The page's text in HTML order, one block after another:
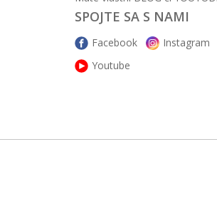
SPOJTE SA S NAMI
Facebook
Instagram
Youtube